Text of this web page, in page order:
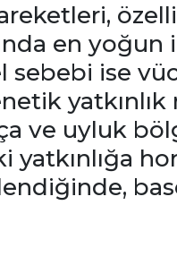
en
ise
ve uyluk
yatkınlığa